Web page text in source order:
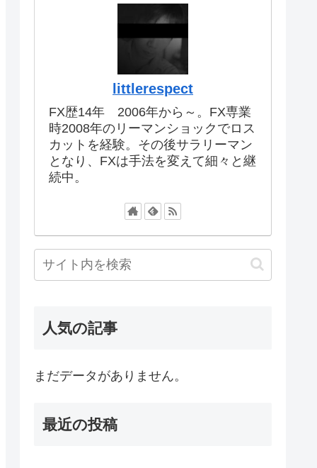
littlerespect
FX歴14年 2006年から～。FX専業
時2008年のリーマンショックでロス
カットを経験。その後サラリーマン
となり、FXは手法を変えて細々と継
続中。
人気の記事
まだデータがありません。
最近の投稿